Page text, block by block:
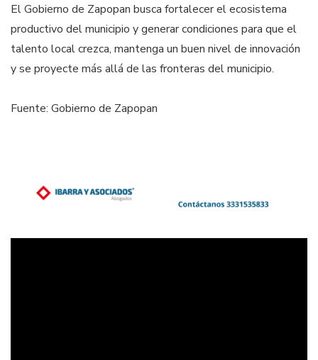
El Gobierno de Zapopan busca fortalecer el ecosistema
productivo del municipio y generar condiciones para que el
talento local crezca, mantenga un buen nivel de innovación
y se proyecte más allá de las fronteras del municipio.
Fuente: Gobierno de Zapopan